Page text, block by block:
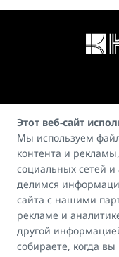
Этот веб-сайт
Мы используем
контента и
социальных сетей
делимся
сайта с нашими
рекламе и
другой
собираете, когда вы